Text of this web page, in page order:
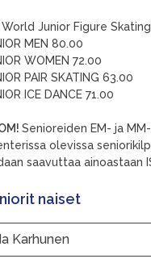
World Junior Figure
MEN 80.00
WOMEN 72.00
PAIR SKATING 63.00
ICE DANCE 71.00
Senioreiden EM- ja
olevissa
saavuttaa ainoastaan
naiset
Karhunen